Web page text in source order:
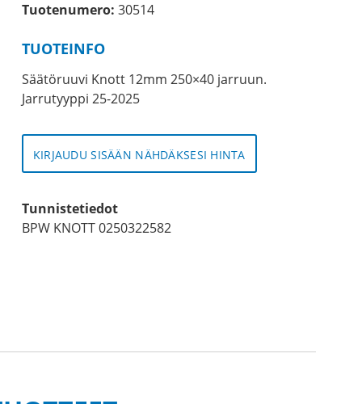
Tuotenumero: 30514
TUOTEINFO
Säätöruuvi Knott 12mm 250×40 jarruun.
Jarrutyyppi 25-2025
KIRJAUDU SISÄÄN NÄHDÄKSESI HINTA
Tunnistetiedot
BPW KNOTT 0250322582